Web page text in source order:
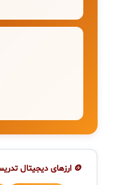
🪙 ارزهای دیجیتال تدریس شده در استرالیا